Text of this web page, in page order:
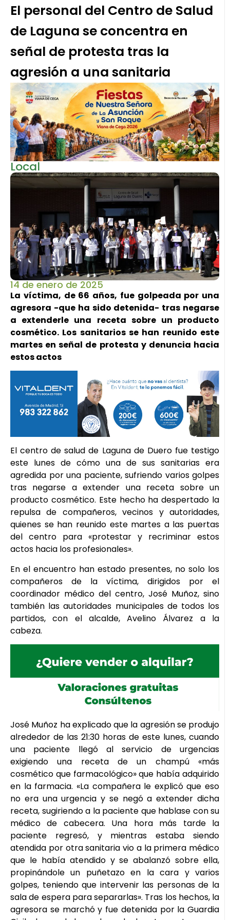
El personal del Centro de Salud
de Laguna se concentra en
señal de protesta tras la
agresión a una sanitaria
Local
14 de enero de 2025
La víctima, de 66 años, fue golpeada por una
agresora -que ha sido detenida- tras negarse
a extenderle una receta sobre un producto
cosmético. Los sanitarios se han reunido este
martes en señal de protesta y denuncia hacia
estos actos
El centro de salud de Laguna de Duero fue testigo
este lunes de cómo una de sus sanitarias era
agredida por una paciente, sufriendo varios golpes
tras negarse a extender una receta sobre un
producto cosmético. Este hecho ha despertado la
repulsa de compañeros, vecinos y autoridades,
quienes se han reunido este martes a las puertas
del centro para «protestar y recriminar estos
actos hacia los profesionales».
En el encuentro han estado presentes, no solo los
compañeros de la víctima, dirigidos por el
coordinador médico del centro, José Muñoz, sino
también las autoridades municipales de todos los
partidos, con el alcalde, Avelino Álvarez a la
cabeza.
José Muñoz ha explicado que la agresión se produjo
alrededor de las 21:30 horas de este lunes, cuando
una paciente llegó al servicio de urgencias
exigiendo una receta de un champú «más
cosmético que farmacológico» que había adquirido
en la farmacia. «La compañera le explicó que eso
no era una urgencia y se negó a extender dicha
receta, sugiriendo a la paciente que hablase con su
médico de cabecera. Una hora más tarde la
paciente regresó, y mientras estaba siendo
atendida por otra sanitaria vio a la primera médico
que le había atendido y se abalanzó sobre ella,
propinándole un puñetazo en la cara y varios
golpes, teniendo que intervenir las personas de la
sala de espera para separarlas». Tras los hechos, la
agresora se marchó y fue detenida por la Guardia